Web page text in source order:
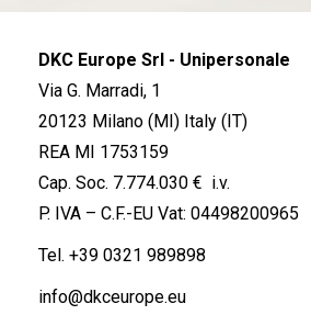
DKC Europe Srl - Unipersonale
Via G. Marradi, 1
20123 Milano (MI) Italy (IT)
REA MI 1753159
Cap. Soc. 7.774.030 € i.v.
P. IVA – C.F.-EU Vat: 04498200965
Tel. +39 0321 989898
info@dkceurope.eu